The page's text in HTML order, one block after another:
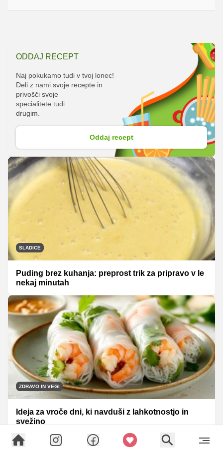
ODDAJ RECEPT
Naj pokukamo tudi v tvoj lonec!
Deli z nami svoje recepte in
privošči svoje
specialitete tudi
drugim.
Oddaj recept
SLADICE
Puding brez kuhanja: preprost trik za pripravo v le
nekaj minutah
ZDRAVO IN VEGI
Ideja za vroče dni, ki navduši z lahkotnostjo in
svežino